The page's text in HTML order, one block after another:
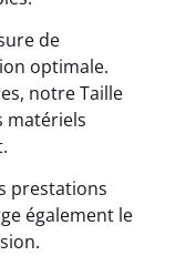
de
optimale.
notre Taille
matériels
prestations
également le